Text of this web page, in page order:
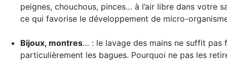
peignes, chouchous, pinces… à l’air libre dans votre
ce qui favorise le développement de micro-
Bijoux, montres… : le lavage des mains ne suffit
particulièrement les bagues. Pourquoi ne pas les